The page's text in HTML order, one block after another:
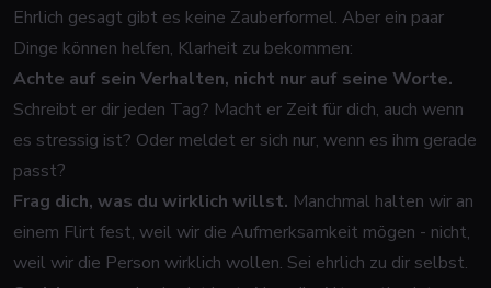
Ehrlich gesagt gibt es keine Zauberformel. Aber ein paar
Dinge können helfen, Klarheit zu bekommen:
Achte auf sein Verhalten, nicht nur auf seine Worte.
Schreibt er dir jeden Tag? Macht er Zeit für dich, auch wenn
es stressig ist? Oder meldet er sich nur, wenn es ihm gerade
passt?
Frag dich, was du wirklich willst. Manchmal halten wir an
einem Flirt fest, weil wir die Aufmerksamkeit mögen - nicht,
weil wir die Person wirklich wollen. Sei ehrlich zu dir selbst.